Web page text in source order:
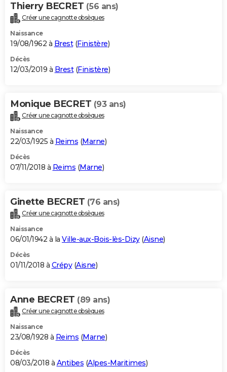
Thierry BECRET (56 ans)
Créer une cagnotte obsèques
Naissance
19/08/1962 à Brest(Finistère)
Décès
12/03/2019 à Brest(Finistère)
Monique BECRET (93 ans)
Créer une cagnotte obsèques
Naissance
22/03/1925 à Reims (Marne)
Décès
07/11/2018 à Reims (Marne)
Ginette BECRET (76 ans)
Créer une cagnotte obsèques
Naissance
06/01/1942 à la Ville-aux-Bois-lès-Dizy(Aisne)
Décès
01/11/2018 à Crépy(Aisne)
Anne BECRET (89 ans)
Créer une cagnotte obsèques
Naissance
23/08/1928 à Reims (Marne)
Décès
08/03/2018 à Antibes (Alpes-Maritimes)